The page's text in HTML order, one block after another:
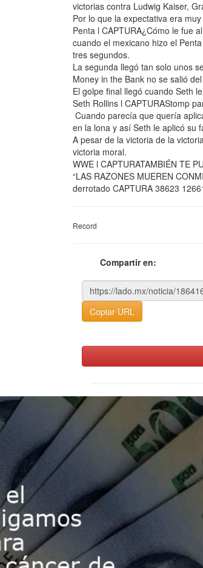
victorias contra Ludwig Kaiser,
Por lo que la expectativa era
Penta l CAPTURA¿Cómo le fue
cuando el mexicano hizo el
tres segundos.
La segunda llegó tan solo unos
Money in the Bank no se salió
El golpe final llegó cuando Seth
Seth Rollins l CAPTURAStomp
Cuando parecía que quería
en la lona y así Seth le aplicó su
A pesar de la victoria de la
victoria moral.
WWE l CAPTURATAMBIÉN TE
“LAS RAZONES MUEREN
derrotado CAPTURA 38623
Record
Compartir en:
Copiar URL